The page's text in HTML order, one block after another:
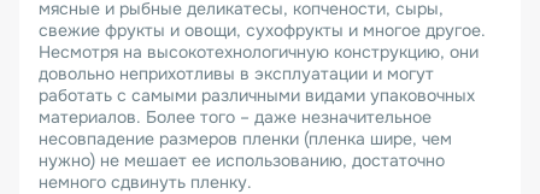
мясные и рыбные деликатесы, копчености, сыры,
свежие фрукты и овощи, сухофрукты и многое другое.
Несмотря на высокотехнологичную конструкцию, они
довольно неприхотливы в эксплуатации и могут
работать с самыми различными видами упаковочных
материалов. Более того – даже незначительное
несовпадение размеров пленки (пленка шире, чем
нужно) не мешает ее использованию, достаточно
немного сдвинуть пленку.